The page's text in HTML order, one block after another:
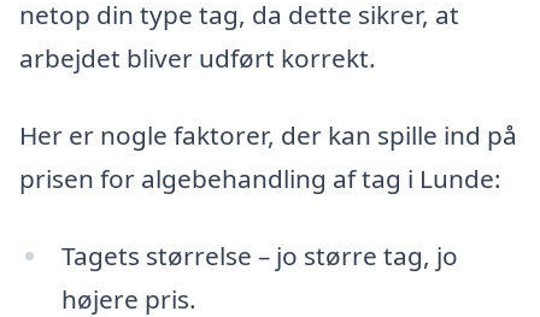
netop din type tag, da dette sikrer, at
arbejdet bliver udført korrekt.
Her er nogle faktorer, der kan spille ind på
prisen for algebehandling af tag i Lunde:
Tagets størrelse – jo større tag, jo
højere pris.